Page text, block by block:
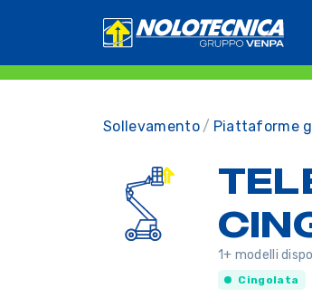
Sollevamento Piattaforme
1+ modelli
Cingolata